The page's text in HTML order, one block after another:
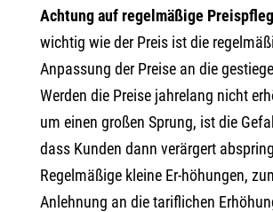
Achtung auf regelmäßige
wichtig wie der Preis ist die
Anpassung der Preise an die
Werden die Preise jahrelang nicht
um einen großen Sprung, ist die
dass Kunden dann verärgert
Regelmäßige kleine Er-höhungen,
Anlehnung an die tariflichen